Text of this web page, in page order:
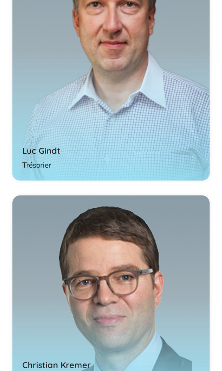
Luc Gindt
Trésorier
Christian Kremer